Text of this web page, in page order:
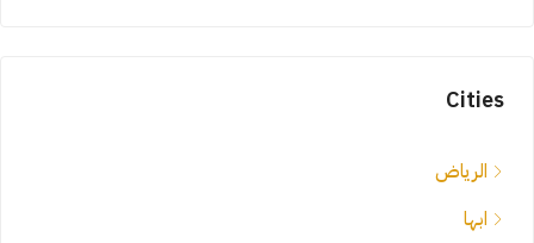
Cities
الرياض
ابها